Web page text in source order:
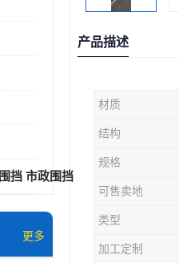
挡 市政围挡
更多
产品描述
材质
结构
规格
可售卖地
类型
加工定制